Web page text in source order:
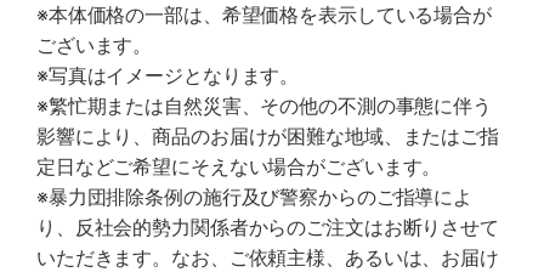
※本体価格の一部は、希望価格を表示している場合が
ございます。
※写真はイメージとなります。
※繁忙期または自然災害、その他の不測の事態に伴う
影響により、商品のお届けが困難な地域、またはご指
定日などご希望にそえない場合がございます。
※暴力団排除条例の施行及び警察からのご指導によ
り、反社会的勢力関係者からのご注文はお断りさせて
いただきます。なお、ご依頼主様、あるいは、お届け